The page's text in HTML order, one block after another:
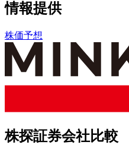
情報提供
株価予想
株探証券会社比較